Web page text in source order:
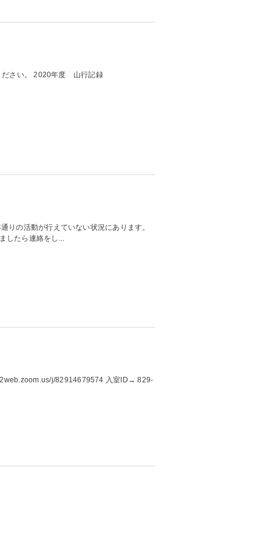
ださい。 2020年度 山行記録
りの活動が行えていない状況にあります。
したら連絡をし...
j/82914679574 入室ID→ 829-